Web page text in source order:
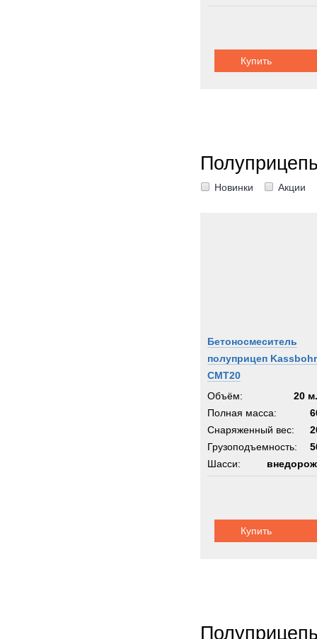
Купить
Новинки Акции
Бетоносмеситель
полуприцеп
CMT20
Объём:
20
Полная масса:
Снаряженный вес:
Грузоподъемность:
Шасси:
Купить